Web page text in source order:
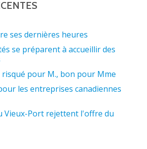
ses dernières heures
se préparent à accueillir des
risqué pour M., bon pour Mme
les entreprises canadiennes
Vieux-Port rejettent l'offre du